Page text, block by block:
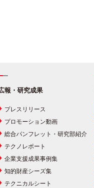
報・研究成果
プレスリリース
プロモーション動画
総合パンフレット・研究部紹介
テクノレポート
企業支援成果事例集
知的財産シーズ集
テクニカルシート